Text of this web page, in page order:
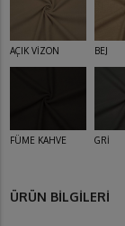
AÇIK VİZON BEJ
FÜME KAHVE GRİ
ÜRÜN BİLGİLERİ